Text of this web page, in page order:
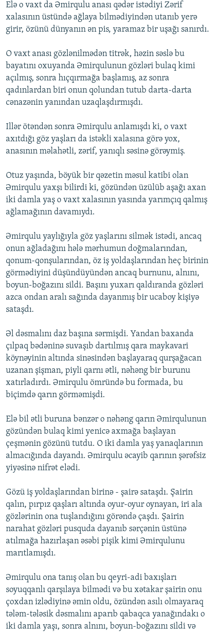
Elə o vaxt da Əmirqulu anası qədər istədiyi Zərif
xalasının üstündə ağlaya bilmədiyindən utanıb yerə
girir, özünü dünyanın ən pis, yaramaz bir uşağı sanırdı.
O vaxt anası gözlənilmədən titrək, həzin səslə bu
bayatını oxuyanda Əmirqulunun gözləri bulaq kimi
açılmış, sonra hıçqırmağa başlamış, az sonra
qadınlardan biri onun qolundan tutub darta-darta
cənazənin yanından uzaqlaşdırmışdı.
Illər ötəndən sonra Əmirqulu anlamışdı ki, o vaxt
axıtdığı göz yaşları da istəkli xalasına görə yox,
anasının məlahətli, zərif, yanıqlı səsinə görəymiş.
Otuz yaşında, böyük bir qəzetin məsul katibi olan
Əmirqulu yaxşı bilirdi ki, gözündən üzülüb aşağı axan
iki damla yaş o vaxt xalasının yasında yarımçıq qalmış
ağlamağının davamıydı.
Əmirqulu yaylığıyla göz yaşlarını silmək istədi, ancaq
onun ağladağını hələ mərhumun doğmalarından,
qonum-qonşularından, öz iş yoldaşlarından heç birinin
görmədiyini düşündüyündən ancaq burnunu, alnını,
boyun-boğazını sildi. Başını yuxarı qaldıranda gözləri
azca ondan aralı sağında dayanmış bir ucaboy kişiyə
sataşdı.
Əl dəsmalını daz başına sərmişdi. Yandan baxanda
çılpaq bədəninə suvaşıb dartılmış qara maykavari
köynəyinin altında sinəsindən başlayaraq qurşağacan
uzanan şişman, piyli qarnı ətli, nəhəng bir burunu
xatırladırdı. Əmirqulu ömründə bu formada, bu
biçimdə qarın görməmişdi.
Elə bil ətli buruna bənzər o nəhəng qarın Əmirqulunun
gözündən bulaq kimi yenicə axmağa başlayan
çeşmənin gözünü tutdu. O iki damla yaş yanaqlarının
almacığında dayandı. Əmirqulu əcayib qarının şərəfsiz
yiyəsinə nifrət elədi.
Gözü iş yoldaşlarından birinə - şairə sataşdı. Şairin
qalın, pırpız qaşları altında oyur-oyur oynayan, iri ala
gözlərinin ona tuşlandığını görəndə çaşdı. Şairin
narahat gözləri pusquda dayanıb sərçənin üstünə
atılmağa hazırlaşan əsəbi pişik kimi Əmirqulunu
marıtlamışdı.
Əmirqulu ona tanış olan bu qeyri-adi baxışları
soyuqqanlı qarşılaya bilmədi və bu xətakar şairin onu
çoxdan izlədiyinə əmin oldu, özündən asılı olmayaraq
tələm-tələsik dəsmalını aparıb qabaqca yanağındakı o
iki damla yaşı, sonra alnını, boyun-boğazını sildi və